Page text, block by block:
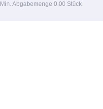
Min. Abgabemenge 0.00 Stück